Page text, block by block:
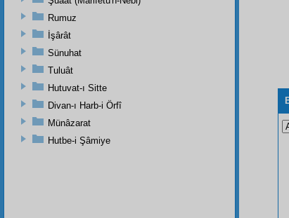
Rumuz
İşârât
Sünuhat
Tuluât
Hutuvat-ı Sitte
Divan-ı Harb-i Örfî
Münâzarat
Hutbe-i Şâmiye